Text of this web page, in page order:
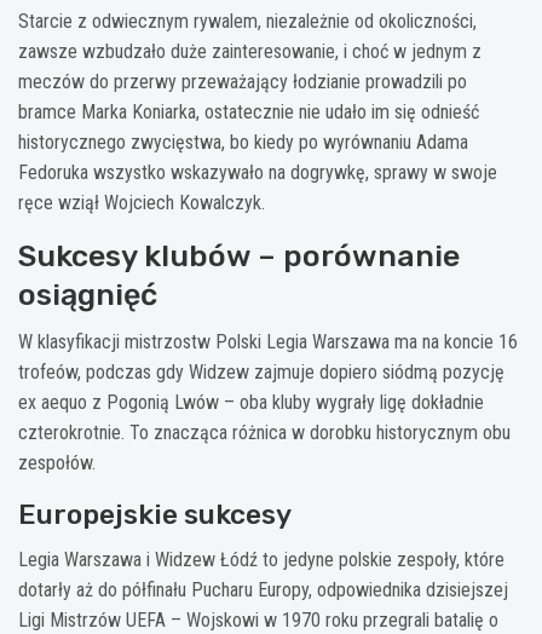
Starcie z odwiecznym rywalem, niezależnie od okoliczności,
zawsze wzbudzało duże zainteresowanie, i choć w jednym z
meczów do przerwy przeważający łodzianie prowadzili po
bramce Marka Koniarka, ostatecznie nie udało im się odnieść
historycznego zwycięstwa, bo kiedy po wyrównaniu Adama
Fedoruka wszystko wskazywało na dogrywkę, sprawy w swoje
ręce wziął Wojciech Kowalczyk.
Sukcesy klubów – porównanie
osiągnięć
W klasyfikacji mistrzostw Polski Legia Warszawa ma na koncie 16
trofeów, podczas gdy Widzew zajmuje dopiero siódmą pozycję
ex aequo z Pogonią Lwów – oba kluby wygrały ligę dokładnie
czterokrotnie. To znacząca różnica w dorobku historycznym obu
zespołów.
Europejskie sukcesy
Legia Warszawa i Widzew Łódź to jedyne polskie zespoły, które
dotarły aż do półfinału Pucharu Europy, odpowiednika dzisiejszej
Ligi Mistrzów UEFA – Wojskowi w 1970 roku przegrali batalię o